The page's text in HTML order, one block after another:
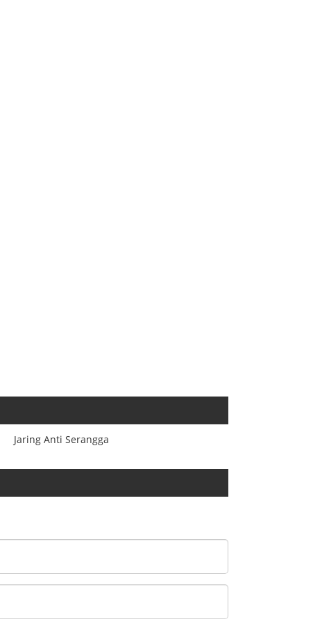
Jaring Anti Serangga